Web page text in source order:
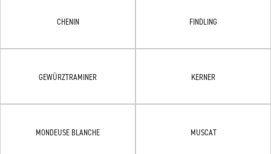
CHENIN FINDLING
GEWÜRZTRAMINER KERNER
MONDEUSE BLANCHE MUSCAT